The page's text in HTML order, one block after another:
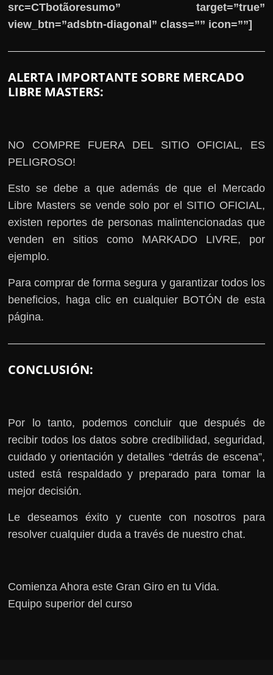
src=CTbotãoresumo” target=”true”
view_btn=”adsbtn-diagonal” class=”” icon=””]
ALERTA IMPORTANTE SOBRE MERCADO
LIBRE MASTERS:
NO COMPRE FUERA DEL SITIO OFICIAL, ES
PELIGROSO!
Esto se debe a que además de que el Mercado
Libre Masters se vende solo por el SITIO OFICIAL,
existen reportes de personas malintencionadas que
venden en sitios como MARKADO LIVRE, por
ejemplo.
Para comprar de forma segura y garantizar todos los
beneficios, haga clic en cualquier BOTÓN de esta
página.
CONCLUSIÓN:
Por lo tanto, podemos concluir que después de
recibir todos los datos sobre credibilidad, seguridad,
cuidado y orientación y detalles “detrás de escena”,
usted está respaldado y preparado para tomar la
mejor decisión.
Le deseamos éxito y cuente con nosotros para
resolver cualquier duda a través de nuestro chat.
Comienza Ahora este Gran Giro en tu Vida.
Equipo superior del curso